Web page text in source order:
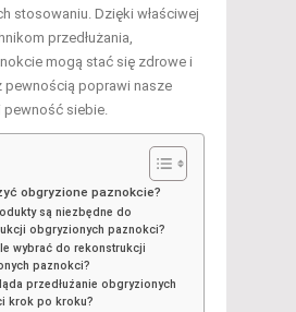
stosowaniu. Dzięki właściwej
przedłużania,
mogą stać się zdrowe i
pewnością poprawi nasze
siebie.
obgryzione paznokcie?
są niezbędne do
obgryzionych paznokci?
wybrać do rekonstrukcji
paznokci?
przedłużanie obgryzionych
krok po kroku?